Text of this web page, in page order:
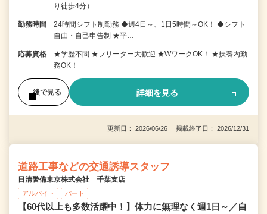
り徒歩4分）
勤務時間
24時間シフト制勤務 ◆週4日～、1日5時間～OK！ ◆シフト
自由・自己申告制 ★平…
応募資格
★学歴不問 ★フリーター大歓迎 ★WワークOK！ ★扶養内勤
務OK！
後で見る 詳細を見る
更新日： 2026/06/26 掲載終了日： 2026/12/31
道路工事などの交通誘導スタッフ
日清警備東京株式会社 千葉支店
アルバイト パート
【60代以上も多数活躍中！】体力に無理なく週1日～／自